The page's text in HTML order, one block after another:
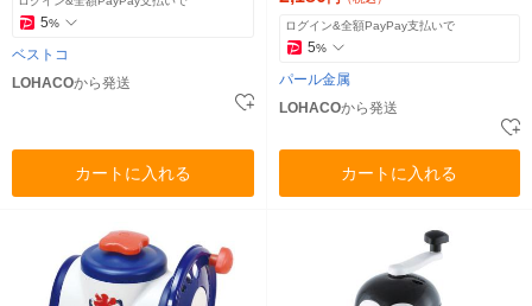
5%
ベストコ
LOHACOから発送
カートに入れる
ログイン&全額PayPay支払いで
5%
パール金属
LOHACOから発送
カートに入れる